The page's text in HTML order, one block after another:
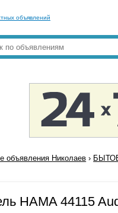
объявлений
объявления Николаев ›
HAMA 44115